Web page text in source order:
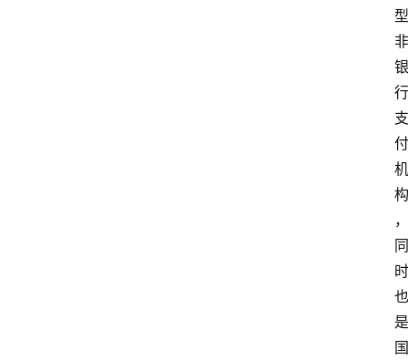
型
非
银
行
支
付
机
构
，
同
时
也
是
国